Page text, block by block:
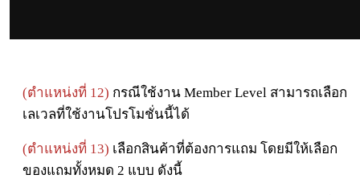
(ตำแหน่งที่ 12) กรณีใช้งาน Member Level สามารถเลือก
เลเวลที่ใช้งานโปรโมชั่นนี้ได้
(ตำแหน่งที่ 13) เลือกสินค้าที่ต้องการแถม โดยมีให้เลือก
ของแถมทั้งหมด 2 แบบ ดังนี้